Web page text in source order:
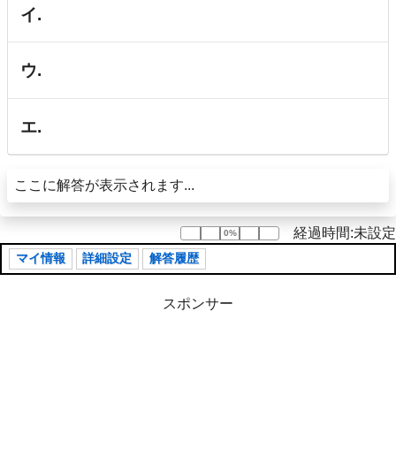
イ.
ウ.
エ.
ここに解答が表示されます...
0%
0% 経過時間:未設定
マイ情報 詳細設定 解答履歴
スポンサー